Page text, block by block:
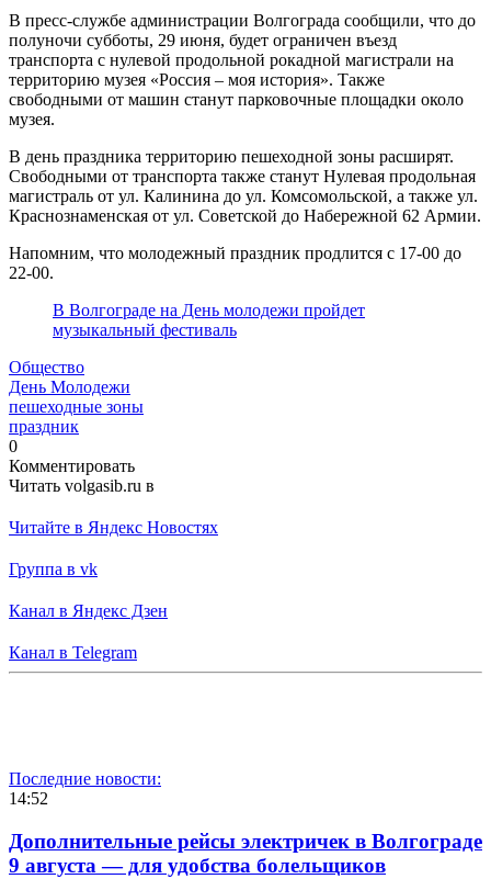
В пресс-службе администрации Волгограда сообщили, что до
полуночи субботы, 29 июня, будет ограничен въезд
транспорта с нулевой продольной рокадной магистрали на
территорию музея «Россия – моя история». Также
свободными от машин станут парковочные площадки около
музея.
В день праздника территорию пешеходной зоны расширят.
Свободными от транспорта также станут Нулевая продольная
магистраль от ул. Калинина до ул. Комсомольской, а также ул.
Краснознаменская от ул. Советской до Набережной 62 Армии.
Напомним, что молодежный праздник продлится с 17-00 до
22-00.
В Волгограде на День молодежи пройдет
музыкальный фестиваль
Общество
День Молодежи
пешеходные зоны
праздник
0
Комментировать
Читать volgasib.ru в
Читайте в Яндекс Новостях
Группа в vk
Канал в Яндекс Дзен
Канал в Telegram
Последние новости:
14:52
Дополнительные рейсы электричек в Волгограде
9 августа — для удобства болельщиков